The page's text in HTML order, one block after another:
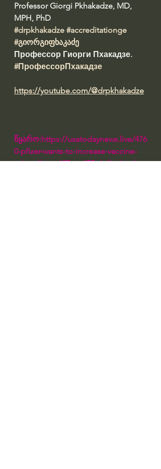
Professor Giorgi Pkhakadze, MD,
MPH, PhD
#drpkhakadze #accreditationge
#გიორგიფხაკაძე
Профессор Гиорги Пхакадзе.
#ПрофессорПхакадзе
https://youtube.com/@drpkhakadze
წყარო:https://usatodaynews.live/476
0-pfizer-wants-to-increase-vaccine-
prices-from-195-to-175-dollar.html